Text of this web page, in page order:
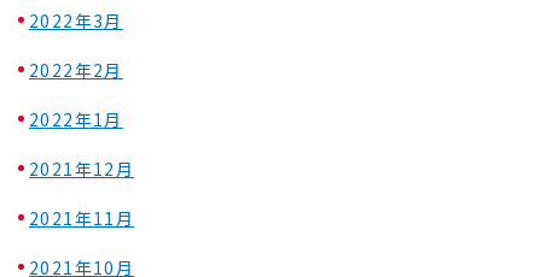
2022年3月
2022年2月
2022年1月
2021年12月
2021年11月
2021年10月